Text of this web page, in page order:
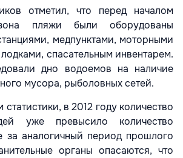
отметил, что перед началом
пляжи были оборудованы
медпунктами, моторными
спасательным инвентарем.
дно водоемов на наличие
мусора, рыболовных сетей.
в 2012 году количество
уже превысило количество
за аналогичный период прошлого
органы опасаются, что